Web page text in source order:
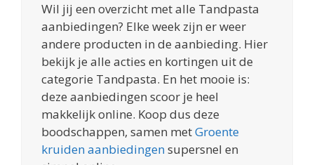
Wil jij een overzicht met alle Tandpasta
aanbiedingen? Elke week zijn er weer
andere producten in de aanbieding. Hier
bekijk je alle acties en kortingen uit de
categorie Tandpasta. En het mooie is:
deze aanbiedingen scoor je heel
makkelijk online. Koop dus deze
boodschappen, samen metGroente
kruiden aanbiedingensupersnel en